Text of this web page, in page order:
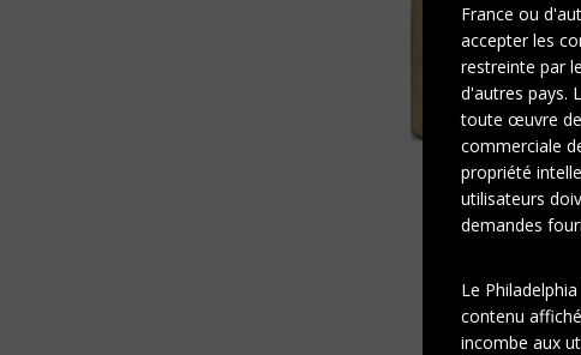
1
France ou
accepter les
restreinte par
d'autres pays.
toute œuvre
commerciale
propriété
utilisateurs
demandes
Le
contenu
incombe aux